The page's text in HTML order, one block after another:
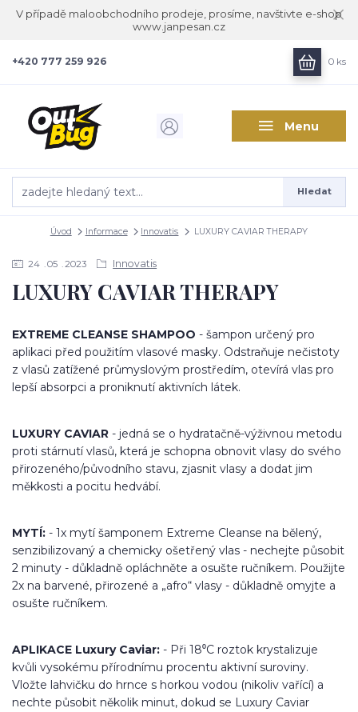
V případě maloobchodního prodeje, prosíme, navštivte e-shop
www.janpesan.cz
Menu
Hledat
+420 777 259 926 0 ks
Úvod Informace Innovatis LUXURY CAVIAR THERAPY
24 05 2023 Innovatis
LUXURY CAVIAR THERAPY
EXTREME CLEANSE SHAMPOO - šampon určený pro
aplikaci před použitím vlasové masky. Odstraňuje nečistoty
z vlasů zatížené průmyslovým prostředím, otevírá vlas pro
lepší absorpci a proniknutí aktivních látek.
LUXURY CAVIAR - jedná se o hydratačně-výživnou metodu
proti stárnutí vlasů, která je schopna obnovit vlasy do svého
přirozeného/původního stavu, zjasnit vlasy a dodat jim
měkkosti a pocitu hedvábí.
MYTÍ: - 1x mytí šamponem Extreme Cleanse na bělený,
senzibilizovaný a chemicky ošetřený vlas - nechejte působit
2 minuty - důkladně opláchněte a osušte ručníkem. Použijte
2x na barvené, přirozené a „afro“ vlasy - důkladně omyjte a
osušte ručníkem.
APLIKACE Luxury Caviar: - Při 18⁰C roztok krystalizuje
kvůli vysokému přírodnímu procentu aktivní suroviny.
Vložte lahvičku do hrnce s horkou vodou (nikoliv vařící) a
nechte působit několik minut, dokud se Luxury Caviar